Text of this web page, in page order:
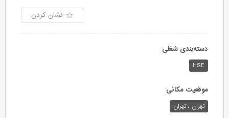
نشان کردن
دسته‌بندی شغلی
HSE
موقعیت مکانی
تهران ، تهران